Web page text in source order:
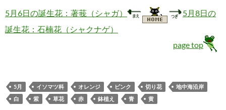
5月6日の誕生花：著莪（シャガ）
5月8日の
誕生花：石楠花（シャクナゲ）
page top
5月 イソマツ科 オレンジ ピンク 切り花
地中海沿岸
白
紫 草花 赤 鉢植え 青 黄